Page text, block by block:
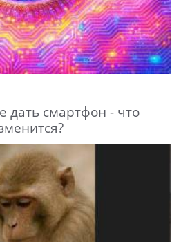
дать смартфон - что